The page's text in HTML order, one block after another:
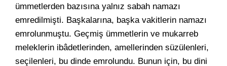
ümmetlerden bazısına yalnız sabah namazı
emredilmişti. Başkalarına, başka vakitlerin namazı
emrolunmuştu. Geçmiş ümmetlerin ve mukarreb
meleklerin ibâdetlerinden, amellerinden süzülenleri,
seçilenleri, bu dinde emrolundu. Bunun için, bu dini